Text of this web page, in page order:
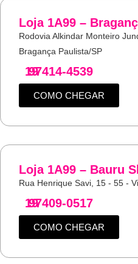
Loja 1A99 –
Rodovia Alkindar Monteiro
Bragança Paulista/SP
19
97414-4539
COMO CHEGAR
Loja 1A99 – Bauru
Rua Henrique Savi, 15 - 55 -
19
97409-0517
COMO CHEGAR